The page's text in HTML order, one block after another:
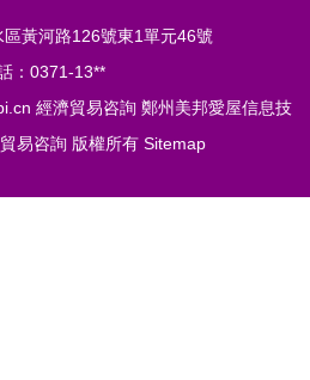
黃河路126號東1單元46號
：0371-13**
經濟貿易咨詢 鄭州美邦愛屋信息技
易咨詢 版權所有 Sitemap